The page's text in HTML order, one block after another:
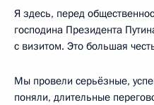
Я здесь, перед
господина Президента
с визитом. Это большая
Мы провели серьёзные,
поняли, длительные